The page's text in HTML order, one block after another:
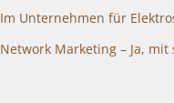
Im Unternehmen für
Network Marketing – Ja,